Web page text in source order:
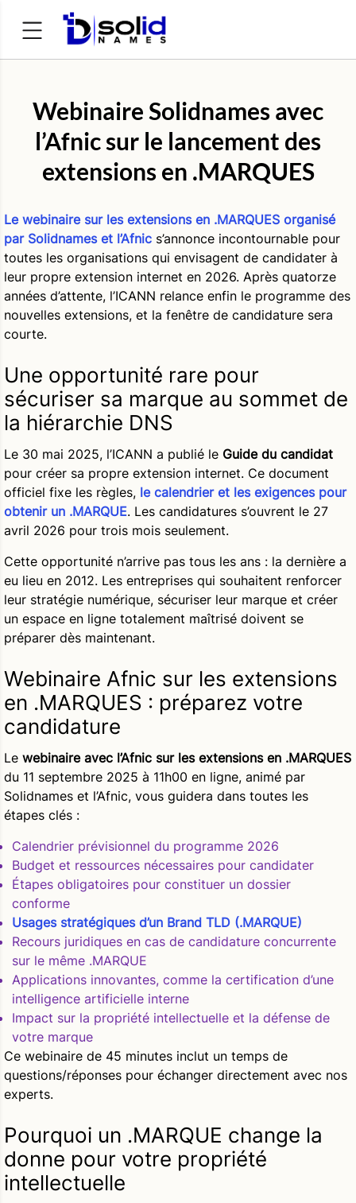
Webinaire Solidnames avec
l’Afnic sur le lancement des
extensions en .MARQUES
Le webinaire sur les extensions en .MARQUES organisé
par Solidnames et l’Afnic s’annonce incontournable pour
toutes les organisations qui envisagent de candidater à
leur propre extension internet en 2026. Après quatorze
années d’attente, l’ICANN relance enfin le programme des
nouvelles extensions, et la fenêtre de candidature sera
courte.
Une opportunité rare pour
sécuriser sa marque au sommet de
la hiérarchie DNS
Le 30 mai 2025, l’ICANN a publié le Guide du candidat
pour créer sa propre extension internet. Ce document
officiel fixe les règles, le calendrier et les exigences pour
obtenir un .MARQUE. Les candidatures s’ouvrent le 27
avril 2026 pour trois mois seulement.
Cette opportunité n’arrive pas tous les ans : la dernière a
eu lieu en 2012. Les entreprises qui souhaitent renforcer
leur stratégie numérique, sécuriser leur marque et créer
un espace en ligne totalement maîtrisé doivent se
préparer dès maintenant.
Webinaire Afnic sur les extensions
en .MARQUES : préparez votre
candidature
Le webinaire avec l’Afnic sur les extensions en .MARQUES
du 11 septembre 2025 à 11h00 en ligne, animé par
Solidnames et l’Afnic, vous guidera dans toutes les
étapes clés :
Calendrier prévisionnel du programme 2026
Budget et ressources nécessaires pour candidater
Étapes obligatoires pour constituer un dossier
conforme
Usages stratégiquesd’un Brand TLD (.MARQUE)
Recours juridiques en cas de candidature concurrente
sur le même .MARQUE
Applications innovantes, comme la certification d’une
intelligence artificielle interne
Impact sur la propriété intellectuelle et la défense de
votre marque
Ce webinaire de 45 minutes inclut un temps de
questions/réponses pour échanger directement avec nos
experts.
Pourquoi un .MARQUE change la
donne pour votre propriété
intellectuelle